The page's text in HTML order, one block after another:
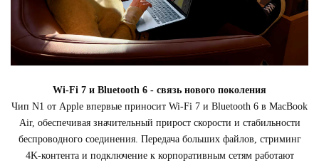
Wi-Fi 7 и Bluetooth 6 - связь нового поколения
Чип N1 от Apple впервые приносит Wi-Fi 7 и Bluetooth 6 в MacBook
Air, обеспечивая значительный прирост скорости и стабильности
беспроводного соединения. Передача больших файлов, стриминг
4K-контента и подключение к корпоративным сетям работают